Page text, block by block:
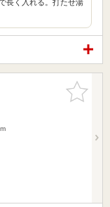
長く入れる。打たせ湯
お気に入
りに追加